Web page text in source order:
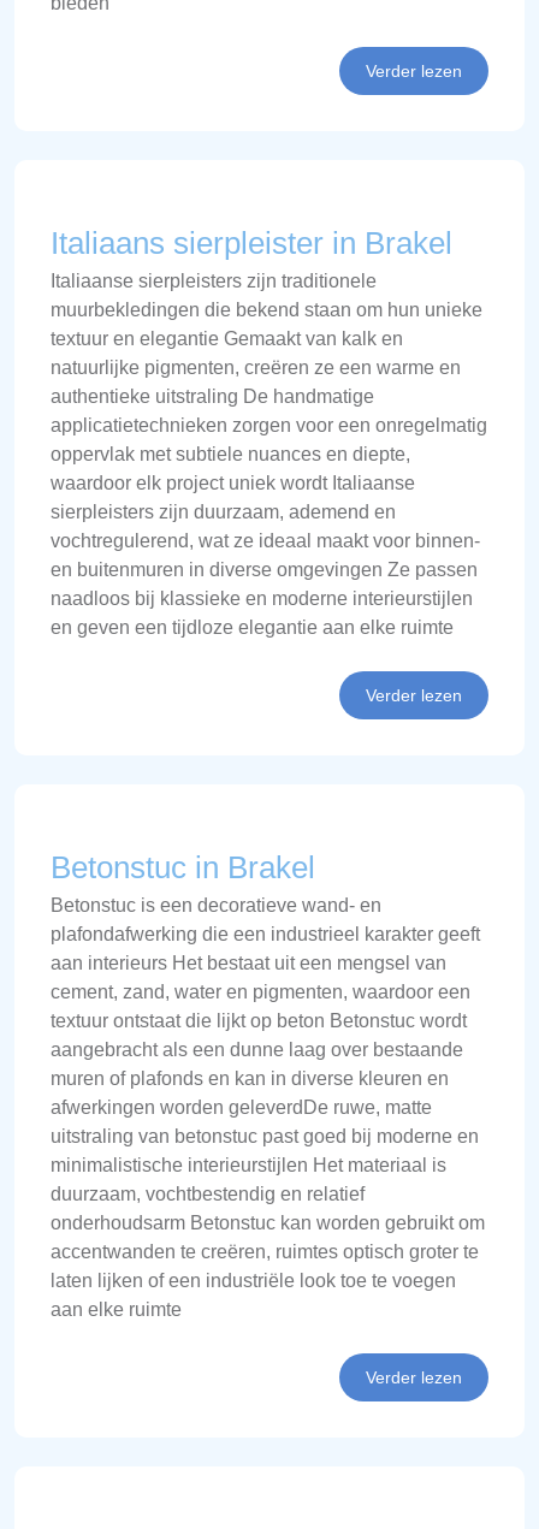
Verder lezen
Italiaans sierpleister in Brakel
Italiaanse sierpleisters zijn traditionele
muurbekledingen die bekend staan om hun unieke
textuur en elegantie Gemaakt van kalk en
natuurlijke pigmenten, creëren ze een warme en
authentieke uitstraling De handmatige
applicatietechnieken zorgen voor een onregelmatig
oppervlak met subtiele nuances en diepte,
waardoor elk project uniek wordt Italiaanse
sierpleisters zijn duurzaam, ademend en
vochtregulerend, wat ze ideaal maakt voor binnen-
en buitenmuren in diverse omgevingen Ze passen
naadloos bij klassieke en moderne interieurstijlen
en geven een tijdloze elegantie aan elke ruimte
Verder lezen
Betonstuc in Brakel
Betonstuc is een decoratieve wand- en
plafondafwerking die een industrieel karakter geeft
aan interieurs Het bestaat uit een mengsel van
cement, zand, water en pigmenten, waardoor een
textuur ontstaat die lijkt op beton Betonstuc wordt
aangebracht als een dunne laag over bestaande
muren of plafonds en kan in diverse kleuren en
afwerkingen worden geleverdDe ruwe, matte
uitstraling van betonstuc past goed bij moderne en
minimalistische interieurstijlen Het materiaal is
duurzaam, vochtbestendig en relatief
onderhoudsarm Betonstuc kan worden gebruikt om
accentwanden te creëren, ruimtes optisch groter te
laten lijken of een industriële look toe te voegen
aan elke ruimte
Verder lezen